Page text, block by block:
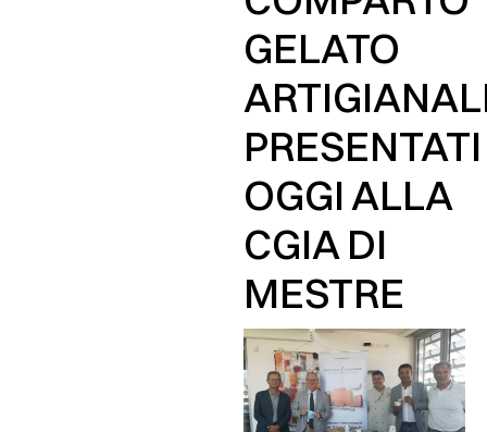
GELATO
PRESENTATI
OGGI ALLA
CGIA DI
MESTRE